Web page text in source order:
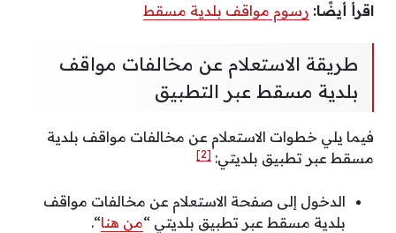
اقرأ أيضًا: رسوم مواقف بلدية مسقط
طريقة الاستعلام عن مخالفات مواقف
بلدية مسقط عبر التطبيق
فيما يلي خطوات الاستعلام عن مخالفات مواقف بلدية
مسقط عبر تطبيق بلديتي: [2]
الدخول إلى صفحة الاستعلام عن مخالفات مواقف
بلدية مسقط عبر تطبيق بلديتي “من هنا“.